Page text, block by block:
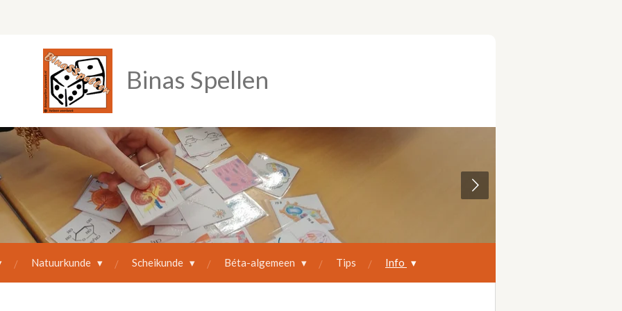
Binas Spellen
Natuurkunde Scheikunde Béta-algemeen Tips Info